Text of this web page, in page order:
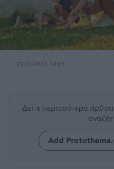
22.01.2024, 14:01
Δείτε περισσότερα
Add